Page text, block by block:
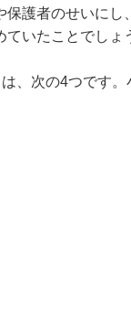
護者のせいにし
いたことでしょ
、次の4つです